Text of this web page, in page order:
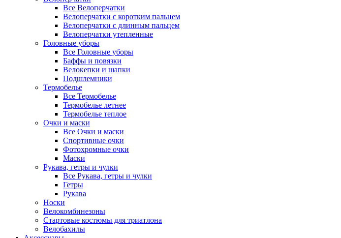
Все Велоперчатки
Велоперчатки с коротким пальцем
Велоперчатки с длинным пальцем
Велоперчатки утепленные
Головные уборы
Все Головные уборы
Баффы и повязки
Велокепки и шапки
Подшлемники
Термобелье
Все Термобелье
Термобелье летнее
Термобелье теплое
Очки и маски
Все Очки и маски
Спортивные очки
Фотохромные очки
Маски
Рукава, гетры и чулки
Все Рукава, гетры и чулки
Гетры
Рукава
Носки
Велокомбинезоны
Стартовые костюмы для триатлона
Велобахилы